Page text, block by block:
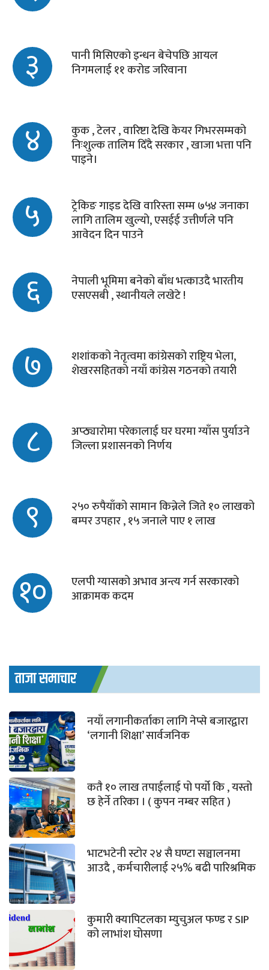
३ पानी मिसिएको इन्धन बेचेपछि आयल
निगमलाई ११ करोड जरिवाना
४ कुक , टेलर , वारिष्टा देखि केयर गिभरसम्मको
निःशुल्क तालिम दिँदै सरकार , खाजा भत्ता पनि
पाइने।
५ ट्रेकिङ गाइड देखि वारिस्ता सम्म ७५४ जनाका
लागि तालिम खुल्यो, एसईई उत्तीर्णले पनि
आवेदन दिन पाउने
६ नेपाली भूमिमा बनेको बाँध भत्काउदै भारतीय
एसएसबी , स्थानीयले लखेटे !
७ शशांकको नेतृत्वमा कांग्रेसको राष्ट्रिय भेला,
शेखरसहितको नयाँ कांग्रेस गठनको तयारी
८ अप्ठ्यारोमा परेकालाई घर घरमा ग्याँस पुर्याउने
जिल्ला प्रशासनको निर्णय
९ २५० रुपैयाँको सामान किन्नेले जिते १० लाखको
बम्पर उपहार , १५ जनाले पाए १ लाख
१० एलपी ग्यासको अभाव अन्त्य गर्न सरकारको
आक्रामक कदम
ताजा समाचार
नयाँ लगानीकर्ताका लागि नेप्से बजारद्वारा
‘लगानी शिक्षा’ सार्वजनिक
कतै १० लाख तपाईलाई पो पर्यो कि , यस्तो
छ हेर्ने तरिका । ( कुपन नम्बर सहित )
भाटभटेनी स्टोर २४ सै घण्टा सञ्चालनमा
आउदै , कर्मचारीलाई २५% बढी पारिश्रमिक
कुमारी क्यापिटलका म्युचुअल फण्ड र SIP
को लाभांश घोसणा